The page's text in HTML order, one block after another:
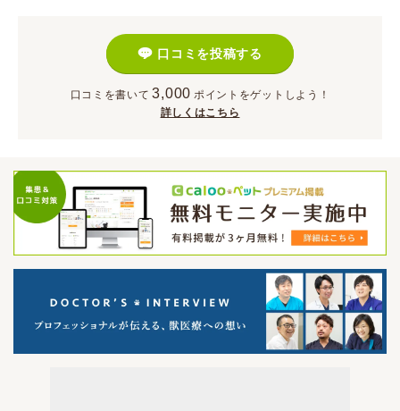
口コミを投稿する
口コミを書いて 3,000 ポイント をゲットしよう！
詳しくはこちら